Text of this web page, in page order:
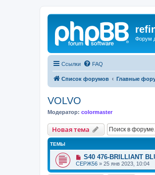
Форум
Ссылки FAQ
Список форумов Главные
VOLVO
Модератор: colormaster
Новая тема
ТЕМЫ
S40 476-BRILLIANT
СЕРЖ56 » 25 янв 2023, 10:04